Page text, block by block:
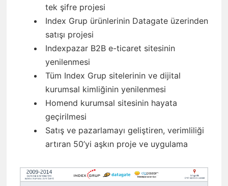
tek şifre projesi
Index Grup ürünlerinin Datagate üzerinden
satışı projesi
Indexpazar B2B e-ticaret sitesinin
yenilenmesi
Tüm Index Grup sitelerinin ve dijital
kurumsal kimliğinin yenilenmesi
Homend kurumsal sitesinin hayata
geçirilmesi
Satış ve pazarlamayı geliştiren, verimliliği
artıran 50’yi aşkın proje ve uygulama